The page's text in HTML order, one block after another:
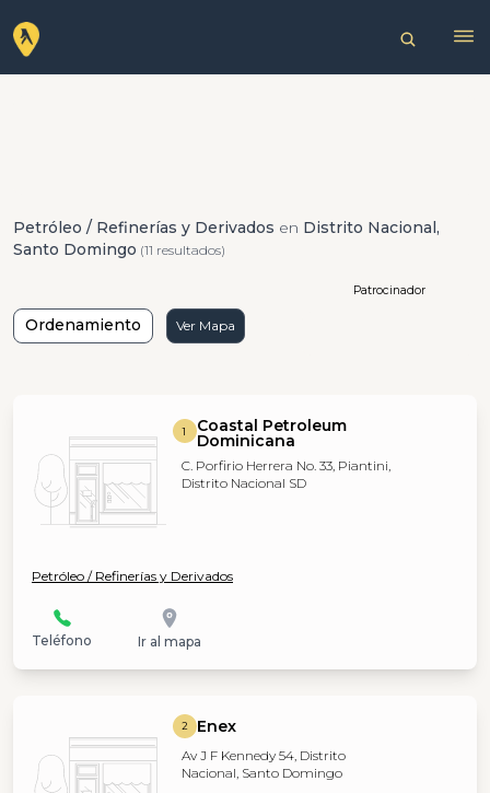
Petróleo / Refinerías y Derivados en Distrito Nacional,
Santo Domingo (11 resultados)
Ordenamiento Ver Mapa
Patrocinador
1 Coastal Petroleum
Dominicana
C. Porfirio Herrera No. 33, Piantini,
Distrito Nacional SD
Petróleo / Refinerías y Derivados
Teléfono Ir al mapa
2 Enex
Av J F Kennedy 54, Distrito
Nacional, Santo Domingo